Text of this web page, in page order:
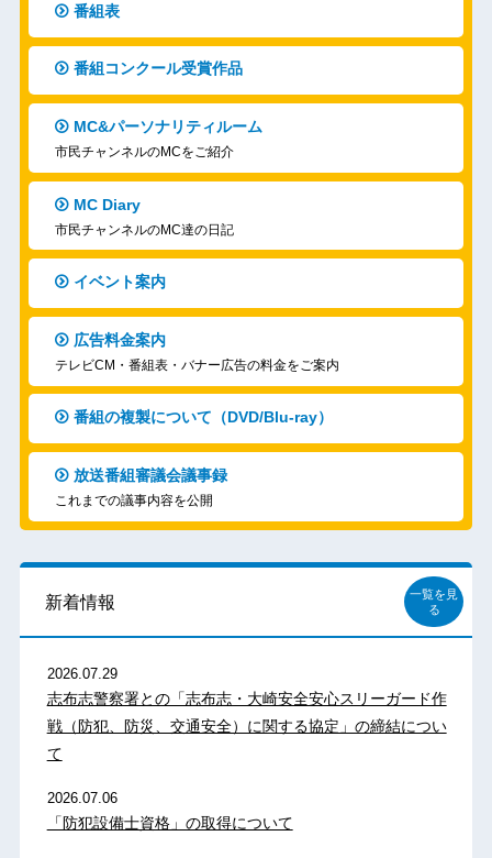
番組表
番組コンクール受賞作品
MC&パーソナリティルーム
市民チャンネルのMCをご紹介
MC Diary
市民チャンネルのMC達の日記
イベント案内
広告料金案内
テレビCM・番組表・バナー広告の料金をご案内
番組の複製について（DVD/Blu-ray）
放送番組審議会議事録
これまでの議事内容を公開
新着情報
一覧を見
る
2026.07.29
志布志警察署との「志布志・大崎安全安心スリーガード作
戦（防犯、防災、交通安全）に関する協定」の締結につい
て
2026.07.06
「防犯設備士資格」の取得について